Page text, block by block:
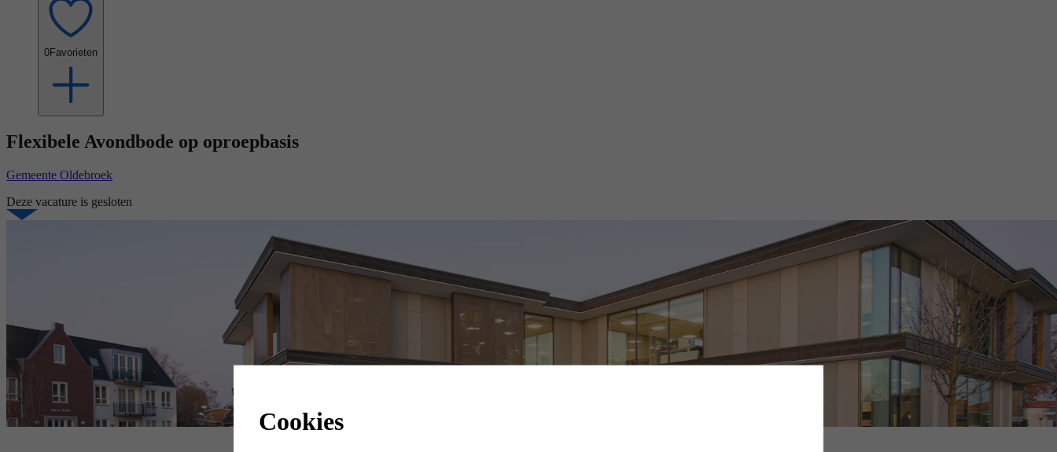
0Favorieten
Flexibele Avondbode op oproepbasis
Gemeente Oldebroek
Deze vacature is gesloten
Cookies